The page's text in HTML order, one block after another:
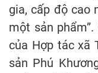
gia, cấp độ cao
một sản
của Hợp tác xã
sản Phú